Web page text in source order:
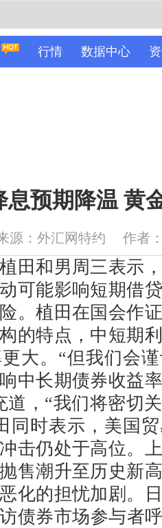
行情 数据中心
预期降温 黄
源：外汇网特约 作者
和男周三表示，
可能影响短期借
。植田在国会作
的特点，中短期
大。“但我们会
中长期债券收益
道，“我们将密切
同时表示，美国
击仍处于高位。
售潮升至历史新
化的担忧加剧。
债券市场参与者